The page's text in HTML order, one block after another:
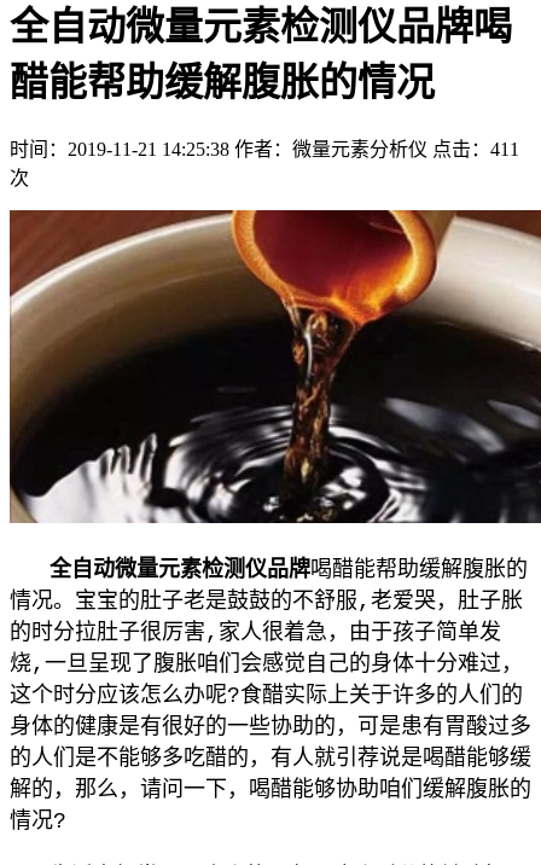
全自动微量元素检测仪品牌喝
醋能帮助缓解腹胀的情况
时间：2019-11-21 14:25:38 作者：微量元素分析仪 点击： 411
次
全自动微量元素检测仪品牌喝醋能帮助缓解腹胀的
情况。宝宝的肚子老是鼓鼓的不舒服,老爱哭，肚子胀
的时分拉肚子很厉害,家人很着急，由于孩子简单发
烧,一旦呈现了腹胀咱们会感觉自己的身体十分难过，
这个时分应该怎么办呢?食醋实际上关于许多的人们的
身体的健康是有很好的一些协助的，可是患有胃酸过多
的人们是不能够多吃醋的，有人就引荐说是喝醋能够缓
解的，那么，请问一下，喝醋能够协助咱们缓解腹胀的
情况?